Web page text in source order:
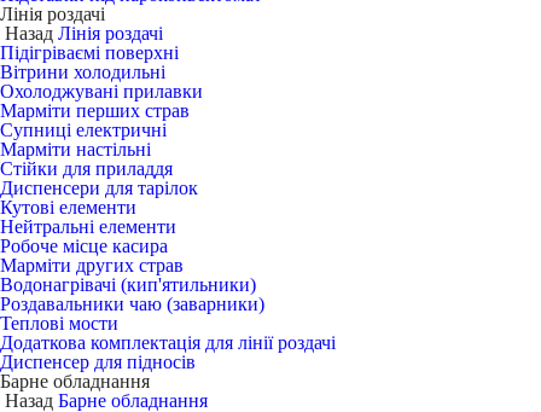
Лінія роздачі
Назад Лінія роздачі
Підігріваємі поверхні
Вітрини холодильні
Охолоджувані прилавки
Марміти перших страв
Супниці електричні
Марміти настільні
Стійки для приладдя
Диспенсери для тарілок
Кутові елементи
Нейтральні елементи
Робоче місце касира
Марміти других страв
Водонагрівачі (кип'ятильники)
Роздавальники чаю (заварники)
Теплові мости
Додаткова комплектація для лінії роздачі
Диспенсер для підносів
Барне обладнання
Назад Барне обладнання